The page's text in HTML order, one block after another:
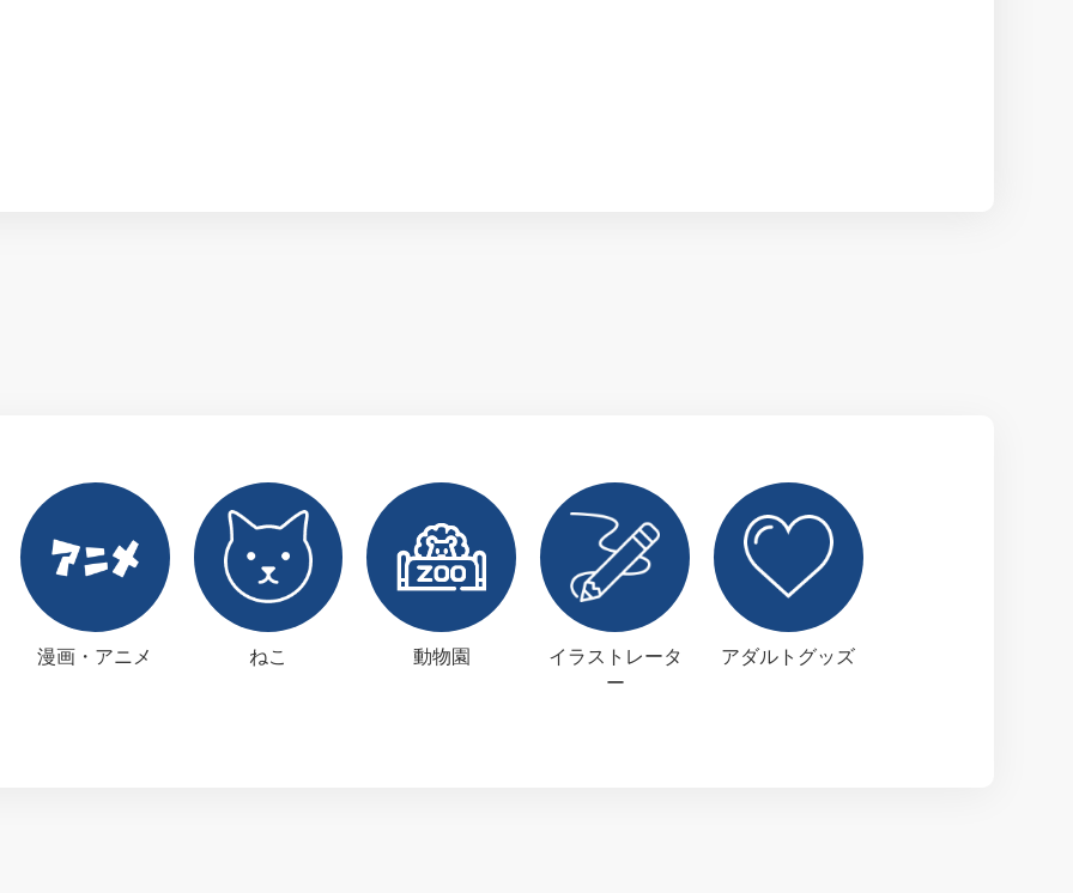
漫画・アニメ ねこ 動物園
イラストレータ
ー
アダルトグッズ